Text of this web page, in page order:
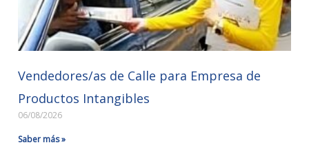
Vendedores/as de Calle para Empresa de
Productos Intangibles
06/08/2026
Saber más »